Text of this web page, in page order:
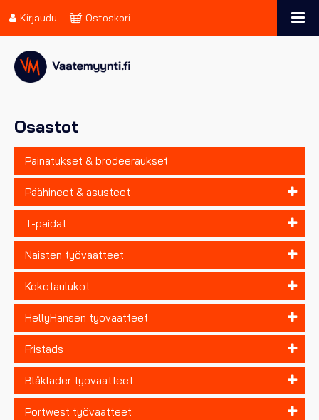
Osastot
Painatukset & brodeeraukset
Päähineet & asusteet
T-paidat
Naisten työvaatteet
Kokotaulukot
HellyHansen työvaatteet
Fristads
Blåkläder työvaatteet
Portwest työvaatteet
Kirjaudu Ostoskori